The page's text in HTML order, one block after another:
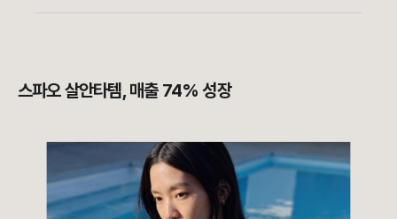
스파오 살안타템, 매출 74% 성장